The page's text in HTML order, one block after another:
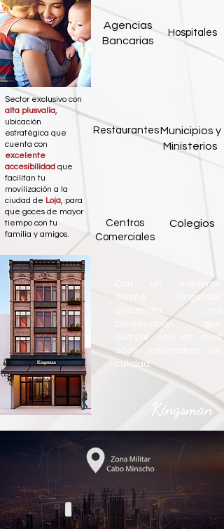
Sector exclusivo con
alta plusvalía,
ubicación
estratégica que
cuenta con
excelente
accesibilidad que
facilitan tu
movilización a la
ciudad de Loja, para
que goces de mayor
tiempo con tu
familia y amigos.
Agencias
Bancarias
Hospitales
Municipios y
Ministerios
Restaurantes
Centros
Comerciales
Colegios
Con un moderno
diseño Kingsman
desarrolla una
construcción que
cumple con los más
altos estándares de
calidad.
Kingsman